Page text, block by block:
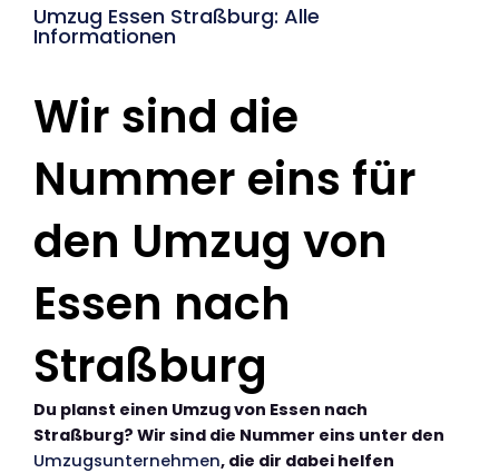
Umzug Essen Straßburg: Alle
Informationen
Wir sind die
Nummer eins für
den Umzug von
Essen nach
Straßburg
Du planst einen Umzug von Essen nach
Straßburg? Wir sind die Nummer eins unter den
Umzugsunternehmen, die dir dabei helfen